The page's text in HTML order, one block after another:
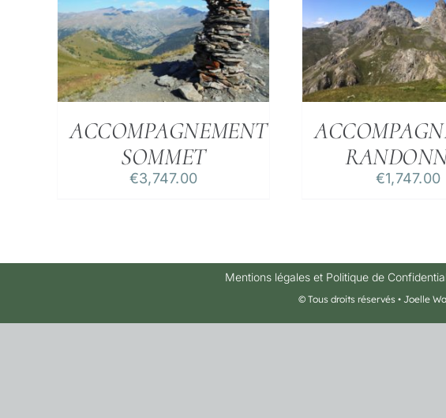
ACCOMPAGNEMENT
SOMMET
€3,747.00
AJOUTER AU PANIER
/
DÉTAILS
€1,747.00
AJOUTER AU
Mentions légales et Politique de
© Tous droits réservés • Joelle